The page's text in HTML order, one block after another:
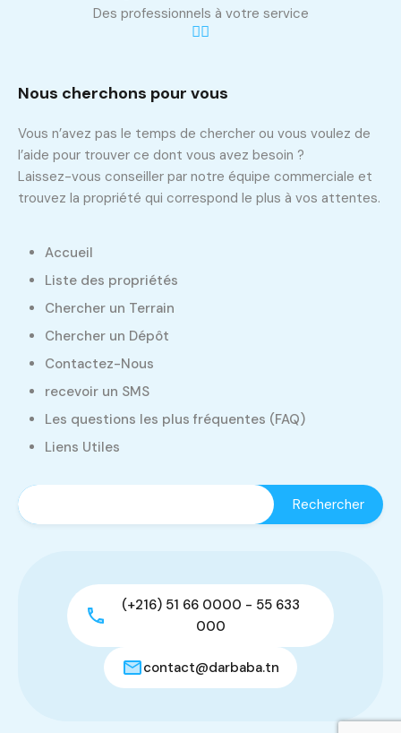
Des professionnels à votre service
Nous cherchons pour vous
Vous n’avez pas le temps de chercher ou vous voulez de
l’aide pour trouver ce dont vous avez besoin ?
Laissez-vous conseiller par notre équipe commerciale et
trouvez la propriété qui correspond le plus à vos attentes.
Accueil
Liste des propriétés
Chercher un Terrain
Chercher un Dépôt
Contactez-Nous
recevoir un SMS
Les questions les plus fréquentes (FAQ)
Liens Utiles
(+216) 51 66 0000 - 55 633
000
contact@darbaba.tn